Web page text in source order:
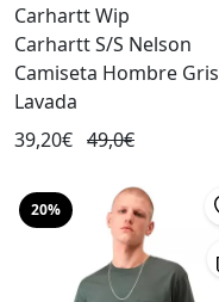
Carhartt Wip
Carhartt S/S Nelson
Camiseta Hombre Gris
Lavada
39,20€ 49,0€
20%